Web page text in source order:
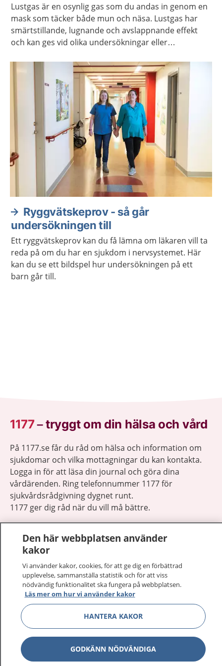
Lustgas är en osynlig gas som du andas in genom en
mask som täcker både mun och näsa. Lustgas har
smärtstillande, lugnande och avslappnande effekt
och kan ges vid olika undersökningar eller
Ryggvätskeprov - så går
undersökningen till
Ett ryggvätskeprov kan du få lämna om läkaren vill ta
reda på om du har en sjukdom i nervsystemet. Här
kan du se ett bildspel hur undersökningen på ett
barn går till.
1177–tryggt om din hälsa och vård
På 1177.se får du råd om hälsa och information om
sjukdomar och vilka mottagningar du kan kontakta.
Logga in för att läsa din journal och göra dina
vårdärenden. Ring telefonnummer 1177 för
sjukvårdsrådgivning dygnet runt.
1177 ger dig råd när du vill må bättre.
1177 på flera språk
Kontakt Visa
Behandling av personuppgifter
Den här webbplatsen använder
kakor
Vi använder kakor, cookies, för att ge dig en förbättrad
upplevelse, sammanställa statistik och för att viss
nödvändig funktionalitet ska fungera på webbplatsen.
Läs mer om hur vi använder kakor
HANTERA KAKOR
GODKÄNN NÖDVÄNDIGA